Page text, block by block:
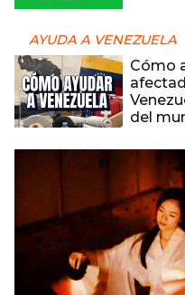
AYUDA A VENEZUELA
Cómo
del